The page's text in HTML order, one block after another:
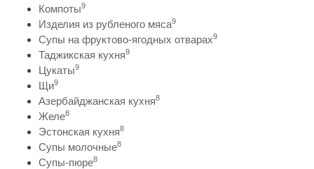
Компоты9
Изделия из рубленого мяса9
Супы на фруктово-ягодных отварах9
Таджикская кухня9
Цукаты9
Щи9
Азербайджанская кухня8
Желе8
Эстонская кухня8
Супы молочные8
Супы-пюре8